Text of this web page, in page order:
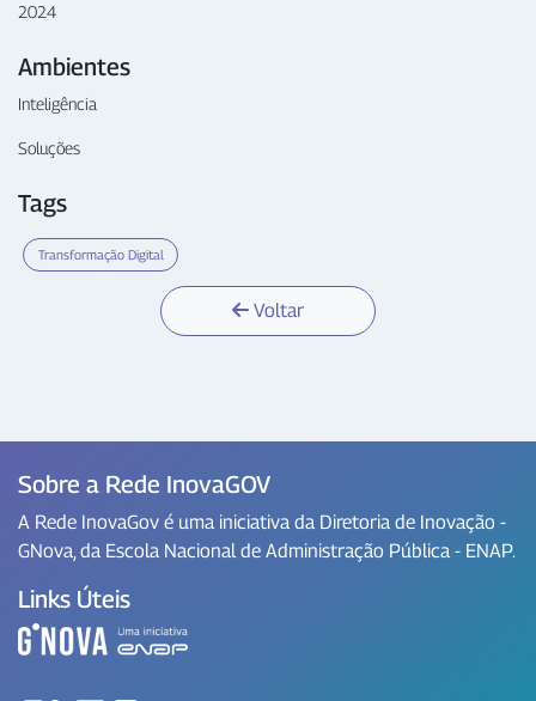
2024
Ambientes
Inteligência
Soluções
Tags
Transformação Digital
Voltar
Sobre a Rede InovaGOV
A Rede InovaGov é uma iniciativa da Diretoria de Inovação -
GNova, da Escola Nacional de Administração Pública - ENAP.
Links Úteis